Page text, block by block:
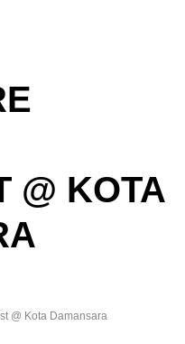
@ KOTA
@ Kota Damansara